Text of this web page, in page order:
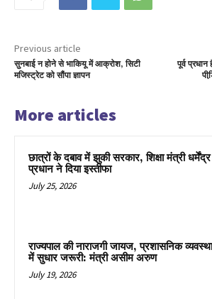
Previous article
सुनबाई न होने से भाकियू में आक्रोश, सिटी
मजिस्ट्रेट को सौंपा ज्ञापन
पूर्व
More articles
छात्रों के दबाव में झुकी सरकार, शिक्षा मंत्री धर्मेंद्र
प्रधान ने दिया इस्तीफा
July 25, 2026
राज्यपाल की नाराजगी जायज, प्रशासनिक व्यवस्था
में सुधार जरूरी: मंत्री असीम अरुण
July 19, 2026